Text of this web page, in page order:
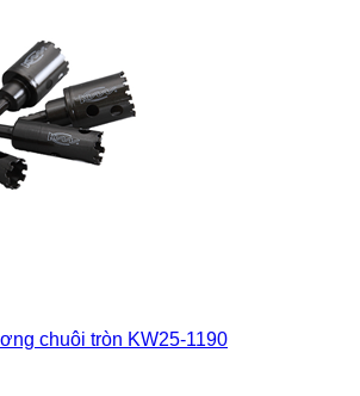
chuôi tròn KW25-1190